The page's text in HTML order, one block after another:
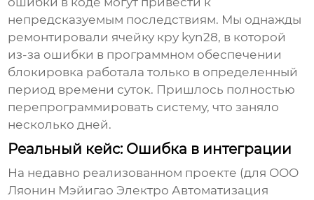
непредсказуемым последствиям. Мы однажды
ремонтировали ячейку кру kyn28, в которой
из-за ошибки в программном обеспечении
блокировка работала только в определенный
период времени суток. Пришлось полностью
перепрограммировать систему, что заняло
несколько дней.
Реальный кейс: Ошибка в интеграции
На недавно реализованном проекте (для ООО
Ляонин Мэйигао Электро Автоматизация